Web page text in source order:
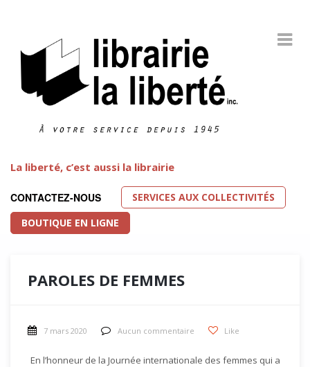
La liberté, c’est aussi la librairie
CONTACTEZ-NOUS
SERVICES AUX COLLECTIVITÉS
BOUTIQUE EN LIGNE
PAROLES DE FEMMES
7 mars 2020 Aucun commentaire Like
En l’honneur de la Journée internationale des femmes qui a